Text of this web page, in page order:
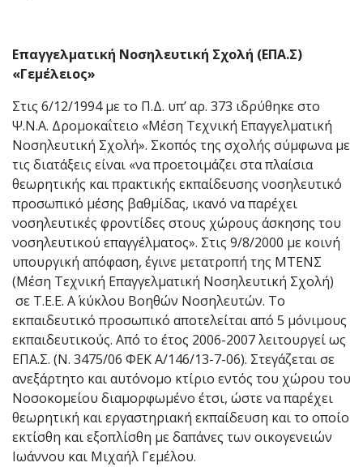
Επαγγελματική Νοσηλευτική Σχολή (ΕΠΑ.Σ)
«Γεμέλειος»
Στις 6/12/1994 με το Π.Δ. υπ’ αρ. 373 ιδρύθηκε στο
Ψ.Ν.Α. Δρομοκαΐτειο «Μέση Τεχνική Επαγγελματική
Νοσηλευτική Σχολή». Σκοπός της σχολής σύμφωνα με
τις διατάξεις είναι «να προετοιμάζει στα πλαίσια
θεωρητικής και πρακτικής εκπαίδευσης νοσηλευτικό
προσωπικό μέσης βαθμίδας, ικανό να παρέχει
νοσηλευτικές φροντίδες στους χώρους άσκησης του
νοσηλευτικού επαγγέλματος». Στις 9/8/2000 με κοινή
υπουργική απόφαση, έγινε μετατροπή της ΜΤΕΝΣ
(Μέση Τεχνική Επαγγελματική Νοσηλευτική Σχολή)
σε Τ.Ε.Ε. Α΄ κύκλου Βοηθών Νοσηλευτών. Το
εκπαιδευτικό προσωπικό αποτελείται από 5 μόνιμους
εκπαιδευτικούς. Από το έτος 2006-2007 λειτουργεί ως
ΕΠΑ.Σ. (Ν. 3475/06 ΦΕΚ Α/146/13-7-06). Στεγάζεται σε
ανεξάρτητο και αυτόνομο κτίριο εντός του χώρου του
Νοσοκομείου διαμορφωμένο έτσι, ώστε να παρέχει
θεωρητική και εργαστηριακή εκπαίδευση και το οποίο
εκτίσθη και εξοπλίσθη με δαπάνες των οικογενειών
Ιωάννου και Μιχαήλ Γεμέλου.